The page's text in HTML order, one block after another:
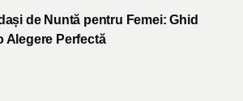
de Nuntă pentru Femei: Ghid
Alegere Perfectă